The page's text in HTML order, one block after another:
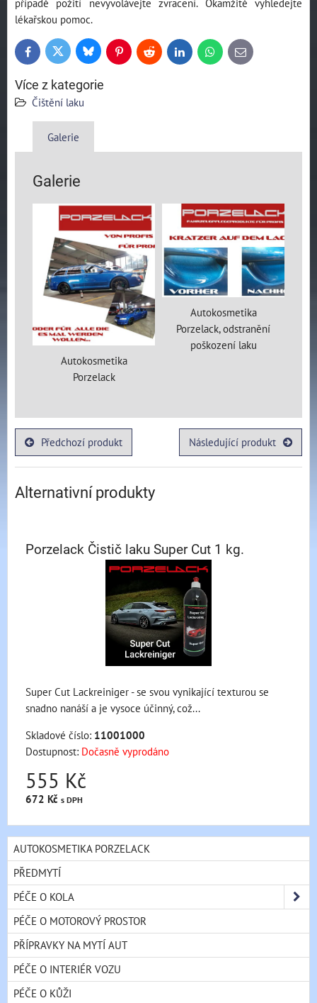
lékařskou pomoc.
FacebookTwitter BlueskyPinterestReddit LinkedInWhatsApp
E-
mail
Více z kategorie
Čištění laku
Galerie
Galerie
Autokosmetika
Porzelack
Autokosmetika
Porzelack, odstranění
poškození laku
Předchozí produkt Následující produkt
Alternativní produkty
Porzelack Čistič laku Super Cut 1 kg.
Super Cut Lackreiniger - se svou vynikající texturou se
snadno nanáší a je vysoce účinný, což...
Skladové číslo: 11001000
Dostupnost: Dočasně vyprodáno
555 Kč
672 Kč s DPH
AUTOKOSMETIKA PORZELACK
PŘEDMYTÍ
PÉČE O KOLA
PÉČE O MOTOROVÝ PROSTOR
PŘÍPRAVKY NA MYTÍ AUT
PÉČE O INTERIÉR VOZU
PÉČE O KŮŽI